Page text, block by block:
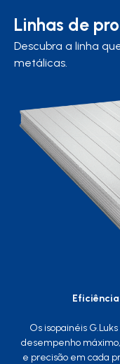
Linhas de
Descubra a linha
metálicas.
Os isopainéis
desempenho
e precisão em cada